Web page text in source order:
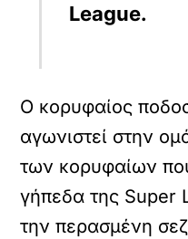
League.
Ο κορυφαίος
αγωνιστεί στην
των κορυφαίων
γήπεδα της Super
την περασμένη